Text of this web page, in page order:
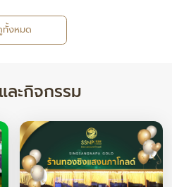
งหมด
ละกิจกรรม